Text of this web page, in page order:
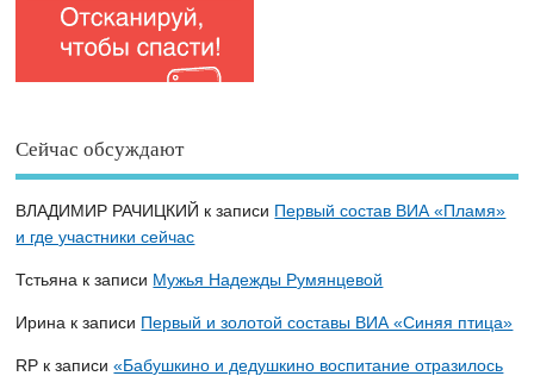
Сейчас обсуждают
ВЛАДИМИР РАЧИЦКИЙ к записи Первый состав ВИА «Пламя»
и где участники сейчас
Тстьяна к записи Мужья Надежды Румянцевой
Ирина к записи Первый и золотой составы ВИА «Синяя птица»
RP к записи«Бабушкино и дедушкино воспитание отразилось